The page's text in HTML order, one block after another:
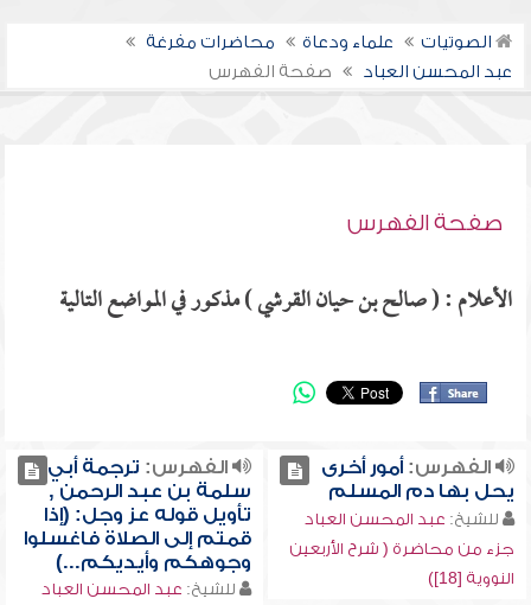
الصوتيات علماء ودعاة
محاضرات مفرغة
عبد المحسن العباد
صفحة الفهرس
صفحة الفهرس
الأعلام : ( صالح بن حيان القرشي ) مذكور في المواضع التالية
الفهرس:أمور أخرى
يحل بها دم المسلم
للشيخ: عبد المحسن العباد
جزء من محاضرة ( شرح الأربعين
النووية [18])
الفهرس: ترجمة أبي
سلمة بن عبد الرحمن ,
تأويل قوله عز وجل: (إذا
قمتم إلى الصلاة فاغسلوا
وجوهكم وأيديكم...)
للشيخ: عبد المحسن العباد